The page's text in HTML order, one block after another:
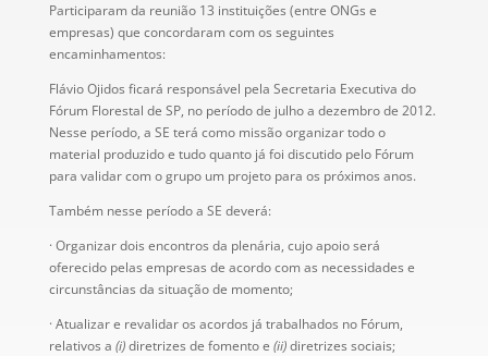
Participaram da reunião 13 instituições (entre ONGs e
empresas) que concordaram com os seguintes
encaminhamentos:
Flávio Ojidos ficará responsável pela Secretaria Executiva do
Fórum Florestal de SP, no período de julho a dezembro de 2012.
Nesse período, a SE terá como missão organizar todo o
material produzido e tudo quanto já foi discutido pelo Fórum
para validar com o grupo um projeto para os próximos anos.
Também nesse período a SE deverá:
· Organizar dois encontros da plenária, cujo apoio será
oferecido pelas empresas de acordo com as necessidades e
circunstâncias da situação de momento;
· Atualizar e revalidar os acordos já trabalhados no Fórum,
relativos a (i)diretrizes de fomento e (ii)diretrizes sociais;